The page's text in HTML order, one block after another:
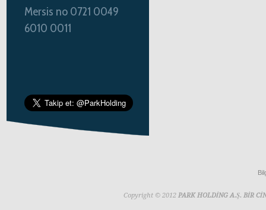
Mersis no 0721 0049
6010 0011
Copyright © 2012 PARK HOLDİNG A.Ş. BİR